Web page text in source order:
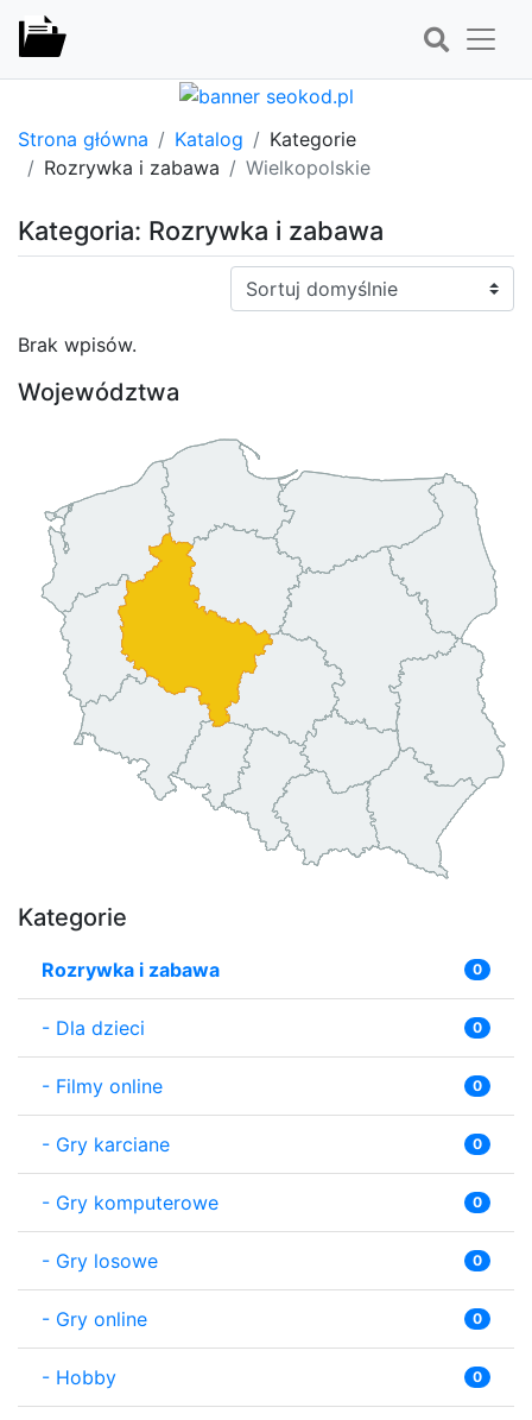
Strona główna Katalog
Kategorie
Rozrywka i zabawa
Wielkopolskie
Kategoria: Rozrywka i zabawa
Sortuj:
Brak wpisów.
Województwa
Kategorie
Rozrywka i zabawa 0
- Dla dzieci 0
- Filmy online 0
- Gry karciane 0
- Gry komputerowe 0
- Gry losowe 0
- Gry online 0
- Hobby 0